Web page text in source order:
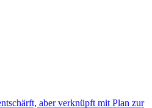
aber verknüpft mit Plan zur